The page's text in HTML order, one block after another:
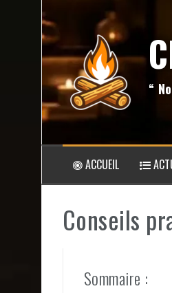
“
ACCUEIL
Conseils
Sommaire :